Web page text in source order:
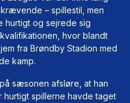
– spillestil, men
hurtigt og sejrede sig
hvor blandt
fra Brøndby Stadion med
kamp.
sæsonen afsløre, at han
spillerne havde taget